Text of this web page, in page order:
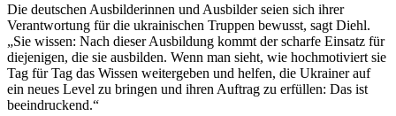
Die deutschen Ausbilderinnen und Ausbilder seien sich ihrer
Verantwortung für die ukrainischen Truppen bewusst, sagt Diehl.
„Sie wissen: Nach dieser Ausbildung kommt der scharfe Einsatz für
diejenigen, die sie ausbilden. Wenn man sieht, wie hochmotiviert sie
Tag für Tag das Wissen weitergeben und helfen, die Ukrainer auf
ein neues Level zu bringen und ihren Auftrag zu erfüllen: Das ist
beeindruckend.“